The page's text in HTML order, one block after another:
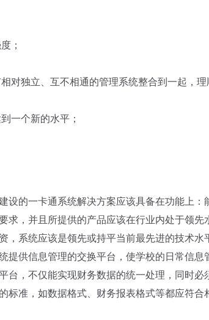
；
对独立、互不相通的管理系统整合到一起，理
一个新的水平；
的一卡通系统解决方案应该具备在功能上：
求，并且所提供的产品应该在行业内处于领先
系统应该是领先或持平当前最先进的技术水
提供信息管理的交换平台，使学校的日常信息
台，不仅能实现财务数据的统一处理，同时必
标准，如数据格式、财务报表格式等都应符合